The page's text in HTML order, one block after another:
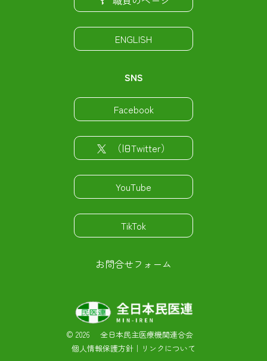
ENGLISH
SNS
Facebook
（旧Twitter）
YouTube
TikTok
お問合せフォーム
© 2026 全日本民主医療機関連合会
個人情報保護方針 ｜ リンクについて